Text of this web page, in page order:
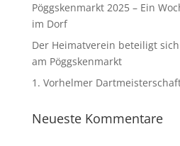
Pöggskenmarkt 2025 – Ein
im Dorf
Der Heimatverein beteiligt
am Pöggskenmarkt
1. Vorhelmer
Neueste Kommentare